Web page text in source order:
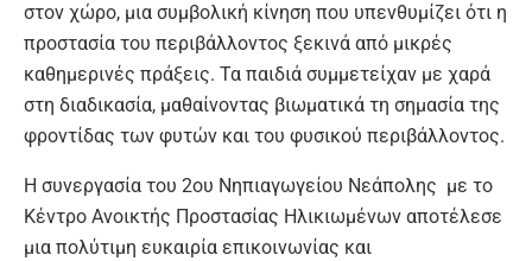
στον χώρο, μια συμβολική κίνηση που υπενθυμίζει ότι η
προστασία του περιβάλλοντος ξεκινά από μικρές
καθημερινές πράξεις. Τα παιδιά συμμετείχαν με χαρά
στη διαδικασία, μαθαίνοντας βιωματικά τη σημασία της
φροντίδας των φυτών και του φυσικού περιβάλλοντος.
Η συνεργασία του 2ου Νηπιαγωγείου Νεάπολης με το
Κέντρο Ανοικτής Προστασίας Ηλικιωμένων αποτέλεσε
μια πολύτιμη ευκαιρία επικοινωνίας και